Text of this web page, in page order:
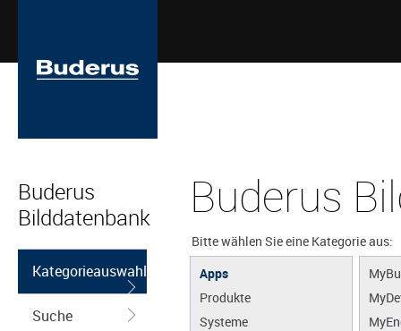
Buderus
Bilddatenbank
Kategorieauswahl
Suche
Buderus
Bitte wählen Sie eine Kategorie aus:
Apps
Produkte
Systeme